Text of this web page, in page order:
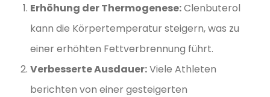
Erhöhung der Thermogenese:Clenbuterol
kann die Körpertemperatur steigern, was zu
einer erhöhten Fettverbrennung führt.
Verbesserte Ausdauer:Viele Athleten
berichten von einer gesteigerten